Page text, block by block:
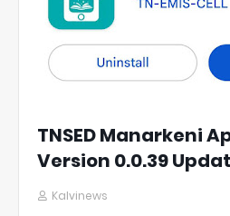
TNSED Manarkeni
Version 0.0.39
Kalvinews